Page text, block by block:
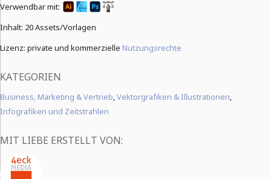
Verwendbar mit:
Inhalt: 20 Assets/Vorlagen
Lizenz: private und kommerzielle Nutzungsrechte
KATEGORIEN
Business, Marketing & Vertrieb,Vektorgrafiken & Illustrationen,
Infografiken und Zeitstrahlen
MIT LIEBE ERSTELLT VON: